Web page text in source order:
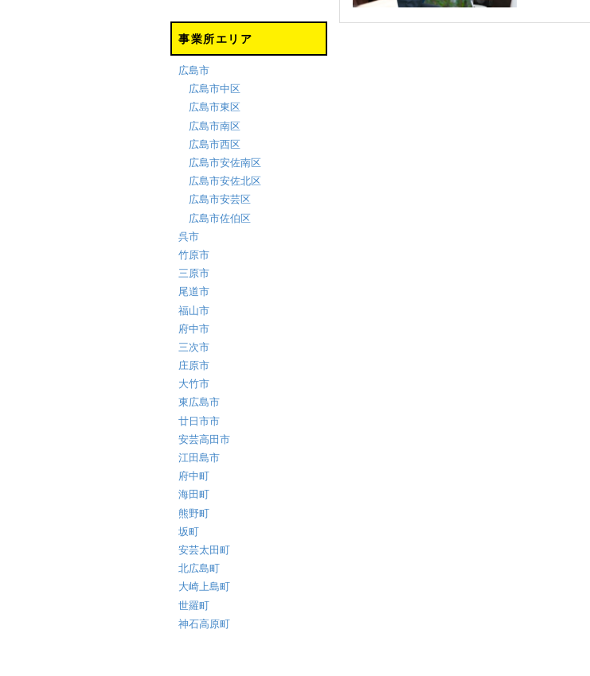
事業所エリア
広島市
広島市中区
広島市東区
広島市南区
広島市西区
広島市安佐南区
広島市安佐北区
広島市安芸区
広島市佐伯区
呉市
竹原市
三原市
尾道市
福山市
府中市
三次市
庄原市
大竹市
東広島市
廿日市市
安芸高田市
江田島市
府中町
海田町
熊野町
坂町
安芸太田町
北広島町
大崎上島町
世羅町
神石高原町